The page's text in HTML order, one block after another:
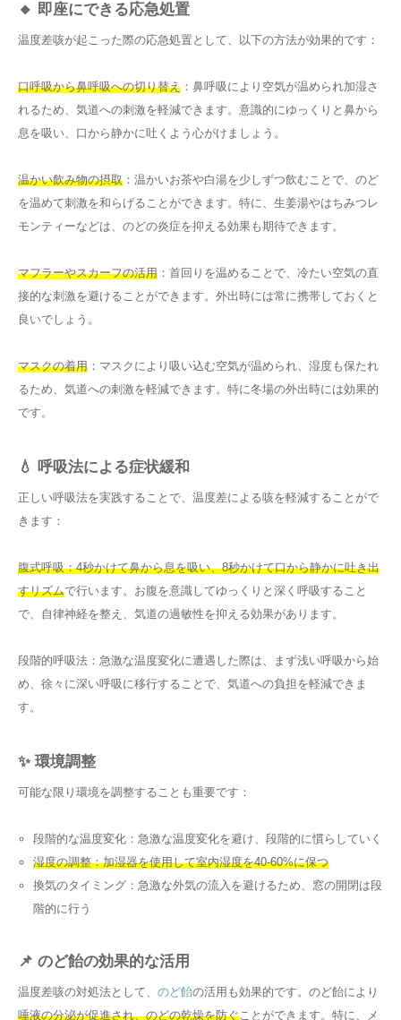
🔸 即座にできる応急処置
温度差咳が起こった際の応急処置として、以下の方法が効果的です：
口呼吸から鼻呼吸への切り替え ：鼻呼吸により空気が温められ加湿さ
れるため、気道への刺激を軽減できます。意識的にゆっくりと鼻から
息を吸い、口から静かに吐くよう心がけましょう。
温かい飲み物の摂取 ：温かいお茶や白湯を少しずつ飲むことで、のど
を温めて刺激を和らげることができます。特に、生姜湯やはちみつレ
モンティーなどは、のどの炎症を抑える効果も期待できます。
マフラーやスカーフの活用 ：首回りを温めることで、冷たい空気の直
接的な刺激を避けることができます。外出時には常に携帯しておくと
良いでしょう。
マスクの着用 ：マスクにより吸い込む空気が温められ、湿度も保たれ
るため、気道への刺激を軽減できます。特に冬場の外出時には効果的
です。
💧 呼吸法による症状緩和
正しい呼吸法を実践することで、温度差による咳を軽減することがで
きます：
腹式呼吸：4秒かけて鼻から息を吸い、8秒かけて口から静かに吐き出
すリズムで行います。お腹を意識してゆっくりと深く呼吸すること
で、自律神経を整え、気道の過敏性を抑える効果があります。
段階的呼吸法：急激な温度変化に遭遇した際は、まず浅い呼吸から始
め、徐々に深い呼吸に移行することで、気道への負担を軽減できま
す。
✨ 環境調整
可能な限り環境を調整することも重要です：
段階的な温度変化：急激な温度変化を避け、段階的に慣らしていく
湿度の調整：加湿器を使用して室内湿度を40-60%に保つ
換気のタイミング：急激な外気の流入を避けるため、窓の開閉は段
階的に行う
📌 のど飴の効果的な活用
温度差咳の対処法として、 のど飴の活用も効果的です。のど飴により
唾液の分泌が促進され、のどの乾燥を防ぐことができます。特に、メ